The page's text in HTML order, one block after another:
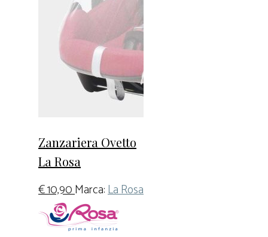
Zanzariera Ovetto
La Rosa
€10,90Marca:La Rosa